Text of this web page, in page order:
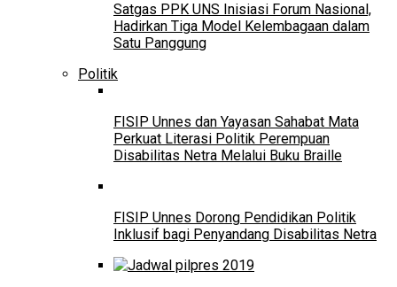
Satgas PPK UNS Inisiasi Forum Nasional,
Hadirkan Tiga Model Kelembagaan dalam
Satu Panggung
Politik
FISIP Unnes dan Yayasan Sahabat Mata
Perkuat Literasi Politik Perempuan
Disabilitas Netra Melalui Buku Braille
FISIP Unnes Dorong Pendidikan Politik
Inklusif bagi Penyandang Disabilitas Netra